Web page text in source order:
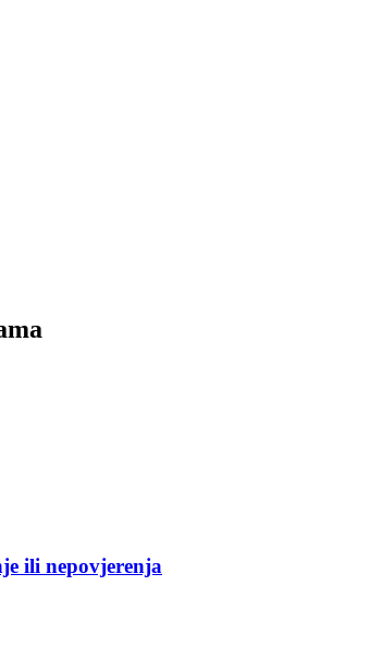
ili nepovjerenja